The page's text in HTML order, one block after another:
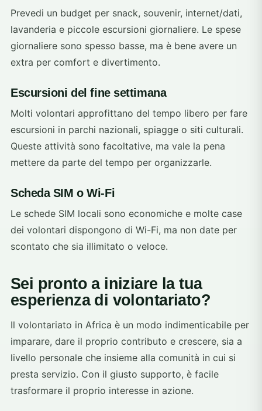
Prevedi un budget per snack, souvenir, internet/dati,
lavanderia e piccole escursioni giornaliere. Le spese
giornaliere sono spesso basse, ma è bene avere un
extra per comfort e divertimento.
Escursioni del fine settimana
Molti volontari approfittano del tempo libero per fare
escursioni in parchi nazionali, spiagge o siti culturali.
Queste attività sono facoltative, ma vale la pena
mettere da parte del tempo per organizzarle.
Scheda SIM o Wi-Fi
Le schede SIM locali sono economiche e molte case
dei volontari dispongono di Wi-Fi, ma non date per
scontato che sia illimitato o veloce.
Sei pronto a iniziare la tua
esperienza di volontariato?
Il volontariato in Africa è un modo indimenticabile per
imparare, dare il proprio contributo e crescere, sia a
livello personale che insieme alla comunità in cui si
presta servizio. Con il giusto supporto, è facile
trasformare il proprio interesse in azione.